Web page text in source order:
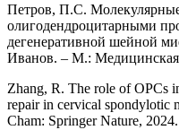
Петров, П.С.
олигодендроцитарными
дегенеративной шейной
Иванов. – М.: Медицинская
Zhang, R. The role of OPCs
repair in cervical spondylotic
Cham: Springer Nature,